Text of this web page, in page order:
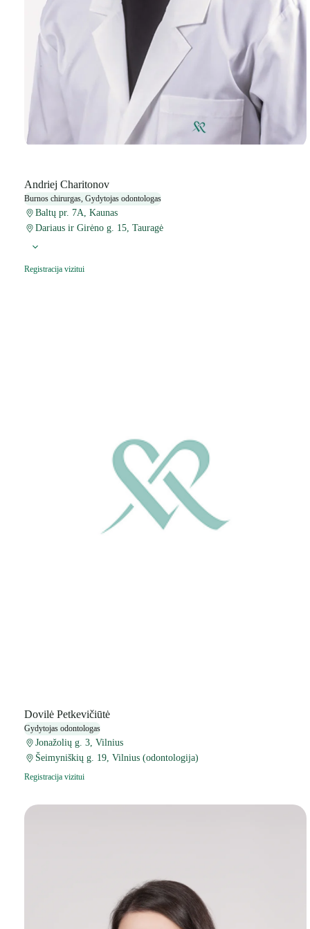
Andriej Charitonov
Burnos chirurgas, Gydytojas odontologas
Baltų pr. 7A, Kaunas
Dariaus ir Girėno g. 15, Tauragė
Registracija vizitui
Dovilė Petkevičiūtė
Gydytojas odontologas
Jonažolių g. 3, Vilnius
Šeimyniškių g. 19, Vilnius (odontologija)
Registracija vizitui